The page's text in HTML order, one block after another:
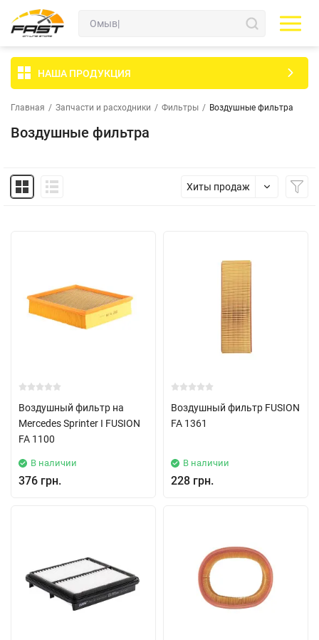
НАША ПРОДУКЦИЯ
Главная / Запчасти и расходники / Фильтры / Воздушные фильтра
Воздушные фильтра
Хиты продаж
Воздушный фильтр на
Mercedes Sprinter I FUSION
FA 1100
В наличии
376 грн.
Воздушный фильтр FUSION
FA 1361
В наличии
228 грн.